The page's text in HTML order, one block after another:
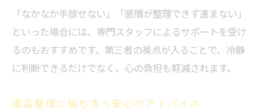
「なかなか手放せない」「感情が整理できず進まない」
といった場合には、専門スタッフによるサポートを受け
るのもおすすめです。第三者の視点が入ることで、冷静
に判断できるだけでなく、心の負担も軽減されます。
遺品整理に悩む方へ安心のアドバイス